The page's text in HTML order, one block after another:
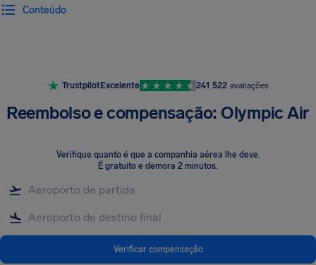
Conteúdo
TrustpilotExcelente 241 522 avaliações
Reembolso e compensação: Olympic Air
Verifique quanto é que a companhia aérea lhe deve.
É gratuito e demora 2 minutos.
Verificar compensação